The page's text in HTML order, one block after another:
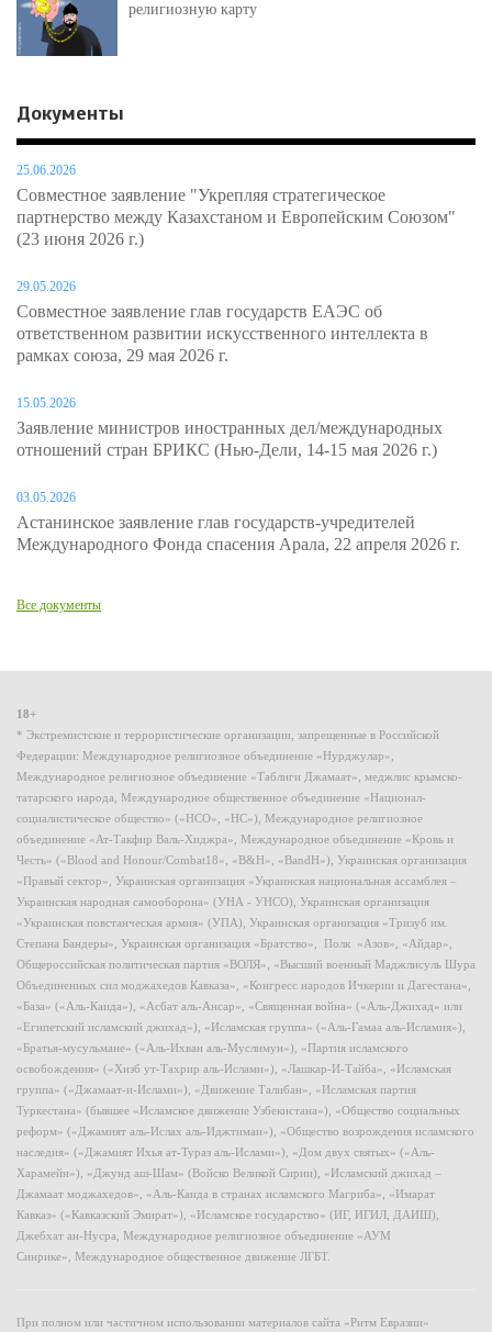
религиозную карту
Документы
25.06.2026
Совместное заявление "Укрепляя стратегическое
партнерство между Казахстаном и Европейским Союзом"
(23 июня 2026 г.)
29.05.2026
Совместное заявление глав государств ЕАЭС об
ответственном развитии искусственного интеллекта в
рамках союза, 29 мая 2026 г.
15.05.2026
Заявление министров иностранных дел/международных
отношений стран БРИКС (Нью-Дели, 14-15 мая 2026 г.)
03.05.2026
Астанинское заявление глав государств-учредителей
Международного Фонда спасения Арала, 22 апреля 2026 г.
Все документы
18+
* Экстремистские и террористические организации, запрещенные в Российской
Федерации: Международное религиозное объединение «Нурджулар»,
Международное религиозное объединение «Таблиги Джамаат», меджлис крымско-
татарского народа, Международное общественное объединение «Национал-
социалистическое общество» («НСО», «НС»), Международное религиозное
объединение «Ат-Такфир Валь-Хиджра», Международное объединение «Кровь и
Честь» («Blood and Honour/Combat18», «B&H», «BandH»), Украинская организация
«Правый сектор», Украинская организация «Украинская национальная ассамблея –
Украинская народная самооборона» (УНА - УНСО), Украинская организация
«Украинская повстанческая армия» (УПА), Украинская организация «Тризуб им.
Степана Бандеры», Украинская организация «Братство», Полк «Азов», «Айдар»,
Общероссийская политическая партия «ВОЛЯ», «Высший военный Маджлисуль Шура
Объединенных сил моджахедов Кавказа», «Конгресс народов Ичкерии и Дагестана»,
«База» («Аль-Каида»), «Асбат аль-Ансар», «Священная война» («Аль-Джихад» или
«Египетский исламский джихад»), «Исламская группа» («Аль-Гамаа аль-Исламия»),
«Братья-мусульмане» («Аль-Ихван аль-Муслимун»), «Партия исламского
освобождения» («Хизб ут-Тахрир аль-Ислами»), «Лашкар-И-Тайба», «Исламская
группа» («Джамаат-и-Ислами»), «Движение Талибан», «Исламская партия
Туркестана» (бывшее «Исламское движение Узбекистана»), «Общество социальных
реформ» («Джамият аль-Ислах аль-Иджтимаи»), «Общество возрождения исламского
наследия» («Джамият Ихья ат-Тураз аль-Ислами»), «Дом двух святых» («Аль-
Харамейн»), «Джунд аш-Шам» (Войско Великой Сирии), «Исламский джихад –
Джамаат моджахедов», «Аль-Каида в странах исламского Магриба», «Имарат
Кавказ» («Кавказский Эмират»), «Исламское государство» (ИГ, ИГИЛ, ДАИШ),
Джебхат ан-Нусра, Международное религиозное объединение «АУМ
Синрике», Международное общественное движение ЛГБТ.
При полном или частичном использовании материалов сайта «Ритм Евразии»